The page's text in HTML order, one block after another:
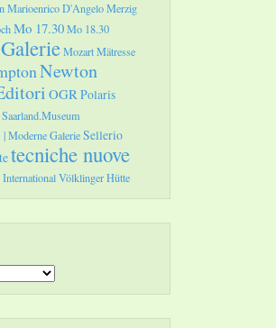
Marioenrico D'AngeloMerzig
Mo 17.30Mo 18.30
MozartMätresse
Newton
OGRPolaris
Saarland.Museum
Moderne GalerieSellerio
tecniche nuove
InternationalVölklinger Hütte